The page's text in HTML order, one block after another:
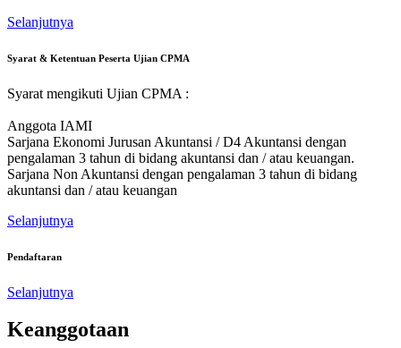
Selanjutnya
Syarat & Ketentuan Peserta Ujian CPMA
Syarat mengikuti Ujian CPMA :
Anggota IAMI
Sarjana Ekonomi Jurusan Akuntansi / D4 Akuntansi dengan
pengalaman 3 tahun di bidang akuntansi dan / atau keuangan.
Sarjana Non Akuntansi dengan pengalaman 3 tahun di bidang
akuntansi dan / atau keuangan
Selanjutnya
Pendaftaran
Selanjutnya
Keanggotaan